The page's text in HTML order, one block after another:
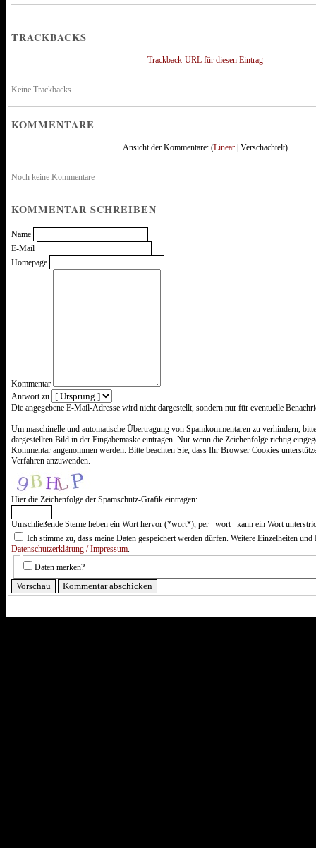
TRACKBACKS
Trackback-URL für diesen Eintrag
Keine Trackbacks
KOMMENTARE
Ansicht der Kommentare: (Linear | Verschachtelt)
Noch keine Kommentare
KOMMENTAR SCHREIBEN
Name
E-Mail
Homepage
Kommentar
Antwort zu
Was
Acht
minus
Fünf?
Die angegebene E-Mail-Adresse wird nicht dargestellt, sondern nur für eventuelle
Um maschinelle und automatische Übertragung von Spamkommentaren zu verhindern,
dargestellten Bild in der Eingabemaske eintragen. Nur wenn die Zeichenfolge richtig
Kommentar angenommen werden. Bitte beachten Sie, dass Ihr Browser Cookies
Verfahren anzuwenden.
Hier die Zeichenfolge der Spamschutz-Grafik eintragen:
Umschließende Sterne heben ein Wort hervor (*wort*), per _wort_ kann ein Wort
Ich stimme zu, dass meine Daten gespeichert werden dürfen. Weitere Einzelheiten
Datenschutzerklärung / Impressum
Daten merken?